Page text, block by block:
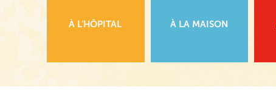
À L’HÔPITAL À LA MAISON